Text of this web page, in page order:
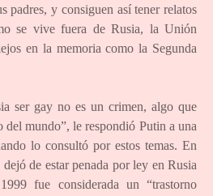
padres, y consiguen así tener relatos
se vive fuera de Rusia, la Unión
en la memoria como la Segunda
ser gay no es un crimen, algo que
del mundo”, le respondió Putin a una
lo consultó por estos temas. En
de estar penada por ley en Rusia
fue considerada un “trastorno